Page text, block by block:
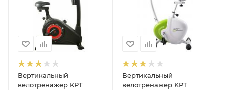
Вертикальный
велотренажер KPT
Вертикальный
велотренажер KPT